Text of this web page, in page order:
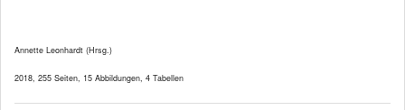
Annette Leonhardt (Hrsg.)
2018, 255 Seiten, 15 Abbildungen, 4 Tabellen